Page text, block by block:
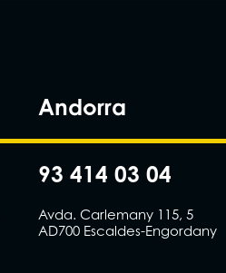
Andorra
93 414 03 04
Avda. Carlemany 115, 5
AD700 Escaldes-Engordany